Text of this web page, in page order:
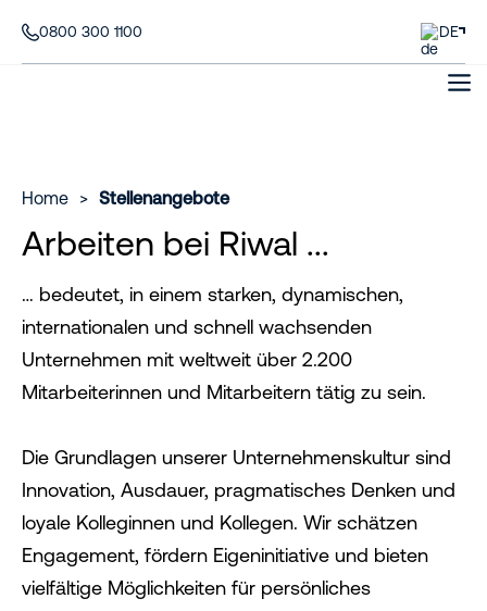
0800 300 1100 DE
Home > Stellenangebote
Arbeiten bei Riwal ...
… bedeutet, in einem starken, dynamischen,
internationalen und schnell wachsenden
Unternehmen mit weltweit über 2.200
Mitarbeiterinnen und Mitarbeitern tätig zu sein.
Die Grundlagen unserer Unternehmenskultur sind
Innovation, Ausdauer, pragmatisches Denken und
loyale Kolleginnen und Kollegen. Wir schätzen
Engagement, fördern Eigeninitiative und bieten
vielfältige Möglichkeiten für persönliches